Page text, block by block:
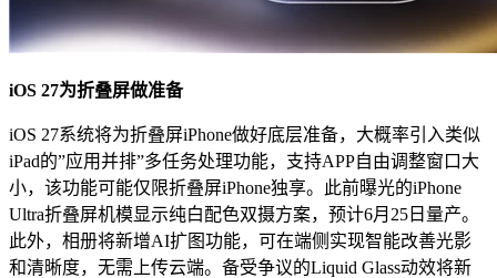
iOS 27为折叠屏做准备
iOS 27系统将为折叠屏iPhone做好底层准备，大概率引入类似
iPad的”应用并排”多任务处理功能，支持APP自由调整窗口大
小，该功能可能仅限折叠屏iPhone独享。此前曝光的iPhone
Ultra折叠屏机模显示纯白配色双摄方案，预计6月25日量产。
此外，相册将新增AI扩图功能，可在端侧实现智能改善光影
和清晰度，无需上传云端。备受争议的Liquid Glass动效将新